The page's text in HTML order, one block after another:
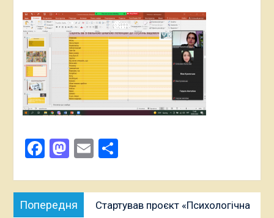
Facebook
Mastodon
EmailПоділитися
Навігація
записів
Попередня
публікація:
Стартував проєкт «Психологічна